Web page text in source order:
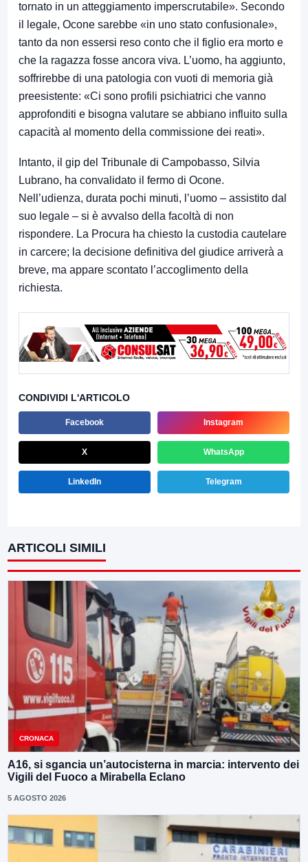
tornato in un atteggiamento imperscrutabile». Secondo
il legale, Ocone sarebbe «in uno stato confusionale»,
tanto da non essersi reso conto che il figlio era morto e
che la ragazza fosse ancora viva. L’uomo, ha aggiunto,
soffrirebbe di una patologia con vuoti di memoria già
preesistente: «Ci sono profili psichiatrici che vanno
approfonditi e bisogna valutare se abbiano influito sulla
capacità al momento della commissione dei reati».
Intanto, il gip del Tribunale di Campobasso, Silvia
Lubrano, ha convalidato il fermo di Ocone.
Nell’udienza, durata pochi minuti, l’uomo – assistito dal
suo legale – si è avvalso della facoltà di non
rispondere. La Procura ha chiesto la custodia cautelare
in carcere; la decisione definitiva del giudice arriverà a
breve, ma appare scontato l’accoglimento della
richiesta.
CONDIVIDI L'ARTICOLO
Facebook Instagram
X WhatsApp
LinkedIn Telegram
ARTICOLI SIMILI
CRONACA
A16, si sgancia un’autocisterna in marcia: intervento dei
Vigili del Fuoco a Mirabella Eclano
5 AGOSTO 2026